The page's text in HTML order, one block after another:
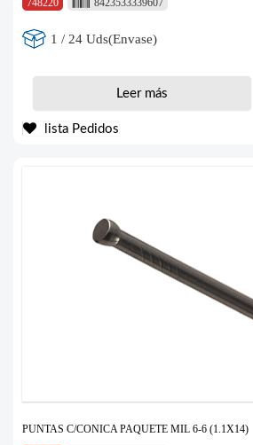
748220 8423533339607
1 / 24 Uds(Envase)
Leer más
lista Pedidos
PUNTAS C/CONICA PAQUETE MIL 6-6 (1.1X14)